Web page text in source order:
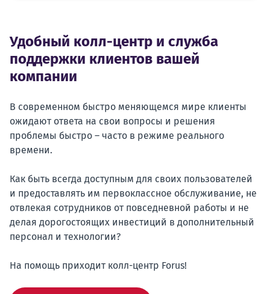
Удобный колл-центр и служба
поддержки клиентов вашей
компании
В современном быстро меняющемся мире клиенты
ожидают ответа на свои вопросы и решения
проблемы быстро – часто в режиме реального
времени.
Как быть всегда доступным для своих пользователей
и предоставлять им первоклассное обслуживание, не
отвлекая сотрудников от повседневной работы и не
делая дорогостоящих инвестиций в дополнительный
персонал и технологии?
На помощь приходит колл-центр Forus!